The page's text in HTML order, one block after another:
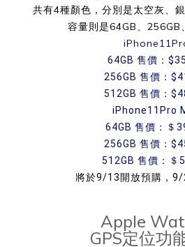
共有4種顏色，分別是太空灰、
容量則是64GB、256GB
64GB 售價：
256GB 售價：
512GB 售價：
iPhone11Pro
64GB 售價：＄
256GB 售價：
512GB 售價：＄
將於9/13開放預購，9/
Apple
GPS定位功